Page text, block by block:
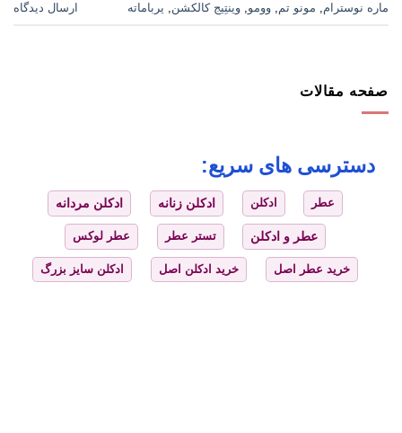
ماره نوسترام, مونو تم, وومو, وینتِیج کالکشن, یرباماته ارسال دیدگاه
صفحه مقالات
دسترسی های سریع:
عطر ادکلن ادکلن زنانه ادکلن مردانه
عطر و ادکلن تستر عطر عطر لوکس
خرید عطر اصل خرید ادکلن اصل ادکلن سایز بزرگ